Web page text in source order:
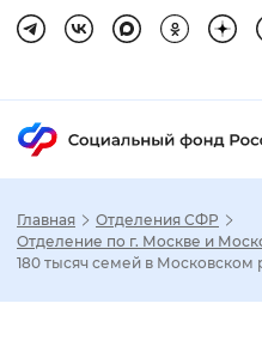
Настройка
Главная
Отделения СФР
Отделение по г. Москве и
180 тысяч семей в